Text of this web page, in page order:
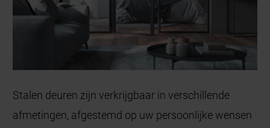
Stalen deuren zijn verkrijgbaar in verschillende
afmetingen, afgestemd op uw persoonlijke wensen